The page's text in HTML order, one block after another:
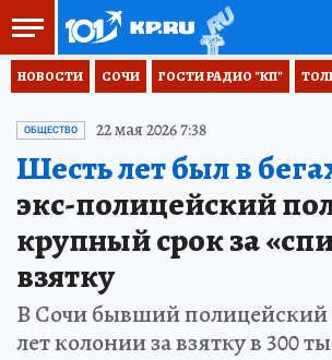
НОВОСТИ СОЧИ ГОСТИ РАДИО "КП"
ОБЩЕСТВО 22 мая 2026 7:38
Шесть лет был в
экс-полицейский
крупный срок за
взятку
В Сочи бывший полицейский
лет колонии за взятку в 300